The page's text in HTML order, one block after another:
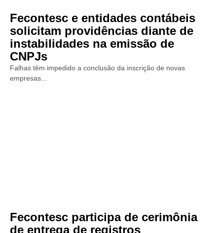
Fecontesc e entidades contábeis
solicitam providências diante de
instabilidades na emissão de
CNPJs
Falhas têm impedido a conclusão da inscrição de novas
empresas...
Fecontesc participa de cerimônia
de entrega de registros